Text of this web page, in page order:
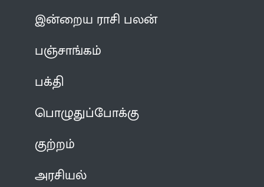
இன்றைய ராசி பலன்
பஞ்சாங்கம்
பக்தி
பொழுதுப்போக்கு
குற்றம்
அரசியல்